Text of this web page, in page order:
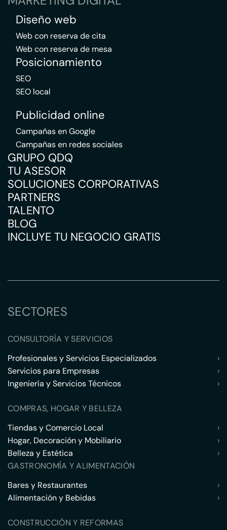
Diseño web
Web con reserva de cita
Web con reserva de mesa
Posicionamiento
SEO
SEO local
Publicidad online
Campañas en Google
Campañas en redes sociales
GRUPO QDQ
TU ASESOR
SOLUCIONES CORPORATIVAS
PARTNERS
TALENTO
BLOG
INCLUYE TU NEGOCIO GRATIS
SECTORES
CONSULTORÍA Y SERVICIOS
Profesionales y Servicios Especializados
›
Servicios para Empresas
›
Ingeniería y Servicios Técnicos
›
COMPRAS, HOGAR Y BELLEZA
Tiendas y Comercio Local
›
Hogar, Decoración y Mobiliario
›
Belleza y Estética
›
GASTRONOMÍA Y ALIMENTACIÓN
Bares y Restaurantes
›
Alimentación y Bebidas
›
CONSTRUCCIÓN Y REFORMAS